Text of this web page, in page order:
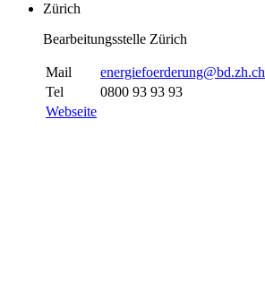
Zürich
Bearbeitungsstelle Zürich
Mail
energiefoerderung@bd.zh.ch
Tel
0800 93 93 93
Webseite